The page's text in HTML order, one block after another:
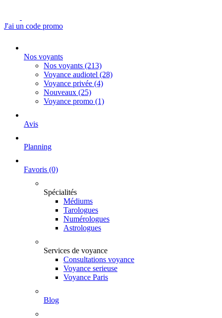
J'ai un code promo
Nos voyants
Nos voyants (213)
Voyance audiotel (28)
Voyance privée (4)
Nouveaux (25)
Voyance promo (1)
Avis
Planning
Favoris (0)
Spécialités
Médiums
Tarologues
Numérologues
Astrologues
Services de voyance
Consultations voyance
Voyance serieuse
Voyance Paris
Blog